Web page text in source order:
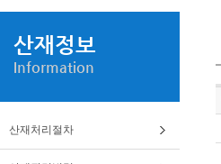
산재정보
Information
산재처리절차